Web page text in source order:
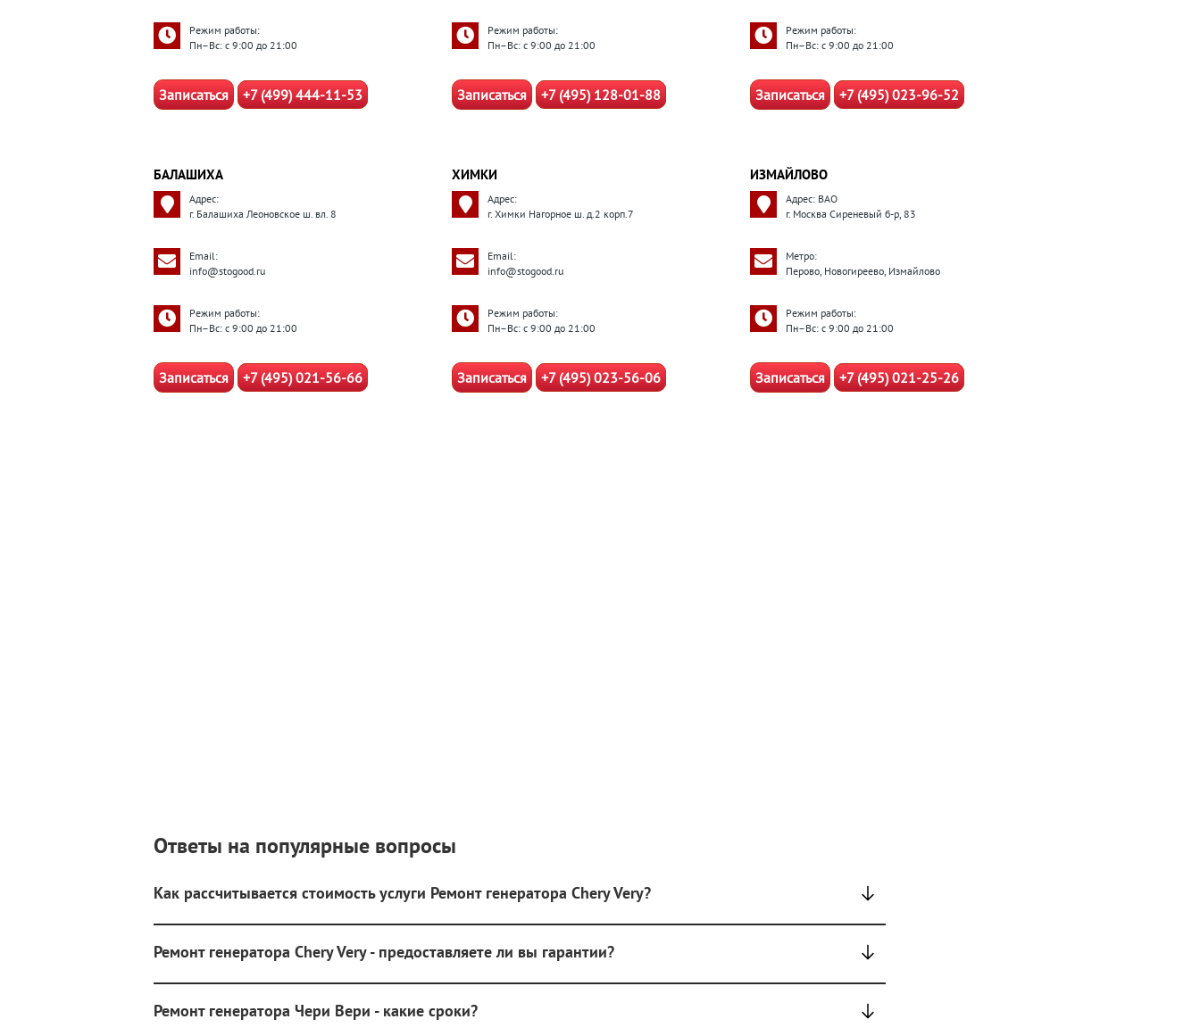
Режим работы:
Пн–Вс: с 9:00 до 21:00
Записаться +7 (499) 444-11-53
Режим работы:
Пн–Вс: с 9:00 до 21:00
Записаться +7 (495) 128-01-88
Режим работы:
Пн–Вс: с 9:00 до 21:00
Записаться +7 (495) 023-96-52
БАЛАШИХА
Адрес:
г. Балашиха Леоновское ш. вл. 8
Email:
info@stogood.ru
Режим работы:
Пн–Вс: с 9:00 до 21:00
Записаться +7 (495) 021-56-66
ХИМКИ
Адрес:
г. Химки Нагорное ш. д.2 корп.7
Email:
info@stogood.ru
Режим работы:
Пн–Вс: с 9:00 до 21:00
Записаться +7 (495) 023-56-06
ИЗМАЙЛОВО
Адрес: ВАО
г. Москва Сиреневый б-р, 83
Метро:
Перово, Новогиреево, Измайлово
Режим работы:
Пн–Вс: с 9:00 до 21:00
Записаться +7 (495) 021-25-26
Ответы на популярные вопросы
Как рассчитывается стоимость услуги Ремонт генератора Chery Very?
Ремонт генератора Chery Very - предоставляете ли вы гарантии?
Ремонт генератора Чери Вери - какие сроки?